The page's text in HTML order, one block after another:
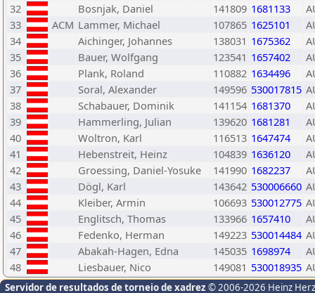
32
Bosnjak, Daniel 141809 1681133
33
ACM Lammer, Michael 107865 1625101
34
Aichinger, Johannes 138031 1675362
35
Bauer, Wolfgang 123541 1657402
36
Plank, Roland 110882 1634496
37
Soral, Alexander 149596 530017815
38
Schabauer, Dominik 141154 1681370
39
Hammerling, Julian 139620 1681281
40
Woltron, Karl 116513 1647474
41
Hebenstreit, Heinz 104839 1636120
42
Groessing, Daniel-Yosuke 141990 1682237
43
Dögl, Karl 143642 530006660
44
Kleiber, Armin 106693 530012775
45
Englitsch, Thomas 133966 1657410
46
Fedenko, Herman 149223 530014484
47
Abakah-Hagen, Edna 145035 1698974
48
Liesbauer, Nico 149081 530018935
Servidor de resultados de torneio de xadrez © 2006-2026 Heinz